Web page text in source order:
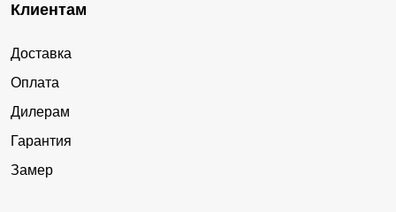
Клиентам
Доставка
Оплата
Дилерам
Гарантия
Замер